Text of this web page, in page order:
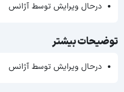
درحال ویرایش توسط آژانس
توضیحات بیشتر
درحال ویرایش توسط آژانس